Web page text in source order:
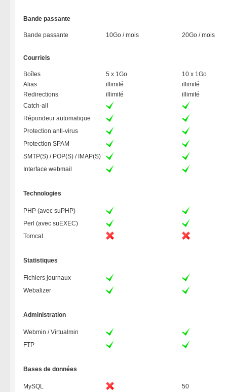
Bande passante
Bande passante 10Go / mois 20Go / mois
Courriels
Boîtes 5 x 1Go
10 x 1Go
Alias
illimité
illimité
Redirections
illimité
illimité
Catch-all
Répondeur automatique
Protection anti-virus
Protection SPAM
SMTP(S) / POP(S) / IMAP(S)
Interface webmail
Technologies
PHP (avec suPHP)
Perl (avec suEXEC)
Tomcat
Statistiques
Fichiers journaux
Webalizer
Administration
Webmin / Virtualmin
FTP
Bases de données
MySQL 50